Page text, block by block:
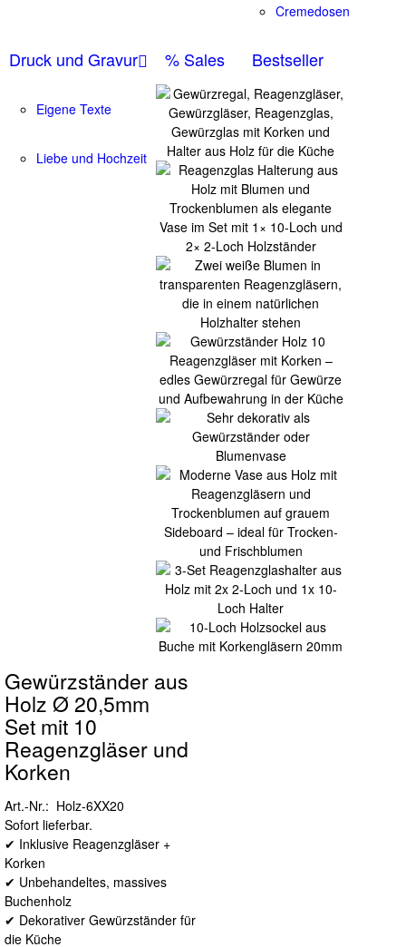
Cremedosen
Druck und Gravur
Eigene Texte
Liebe und Hochzeit
% Sales Bestseller
Gewürzständer aus
Holz Ø 20,5mm
Set mit 10
Reagenzgläser und
Korken
Art.-Nr.: Holz-6XX20
Sofort lieferbar.
✔ Inklusive Reagenzgläser +
Korken
✔ Unbehandeltes, massives
Buchenholz
✔ Dekorativer Gewürzständer für
die Küche